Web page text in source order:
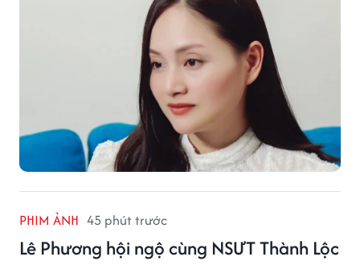
PHIM ẢNH 45 phút trước
Lê Phương hội ngộ cùng NSƯT Thành Lộc